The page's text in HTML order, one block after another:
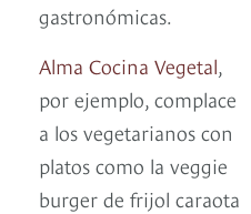
gastronómicas.
Alma Cocina Vegetal,
por ejemplo, complace
a los vegetarianos con
platos como la veggie
burger de frijol caraota